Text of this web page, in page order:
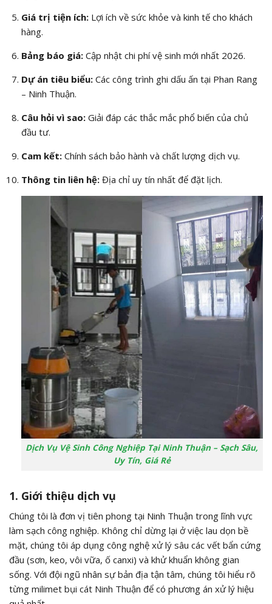
Giá trị tiện ích:Lợi ích về sức khỏe và kinh tế cho khách
hàng.
Bảng báo giá:Cập nhật chi phí vệ sinh mới nhất 2026.
Dự án tiêu biểu:Các công trình ghi dấu ấn tại Phan Rang
– Ninh Thuận.
Câu hỏi vì sao:Giải đáp các thắc mắc phổ biến của chủ
đầu tư.
Cam kết:Chính sách bảo hành và chất lượng dịch vụ.
Thông tin liên hệ:Địa chỉ uy tín nhất để đặt lịch.
Dịch Vụ Vệ Sinh Công Nghiệp Tại Ninh Thuận – Sạch Sâu,
Uy Tín, Giá Rẻ
1. Giới thiệu dịch vụ
Chúng tôi là đơn vị tiên phong tại Ninh Thuận trong lĩnh vực
làm sạch công nghiệp. Không chỉ dừng lại ở việc lau dọn bề
mặt, chúng tôi áp dụng công nghệ xử lý sâu các vết bẩn cứng
đầu (sơn, keo, vôi vữa, ố canxi) và khử khuẩn không gian
sống. Với đội ngũ nhân sự bản địa tận tâm, chúng tôi hiểu rõ
từng milimet bụi cát Ninh Thuận để có phương án xử lý hiệu